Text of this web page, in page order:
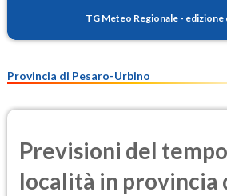
TG Meteo Regionale - edizione
Provincia di Pesaro-Urbino
Previsioni del
località in provincia